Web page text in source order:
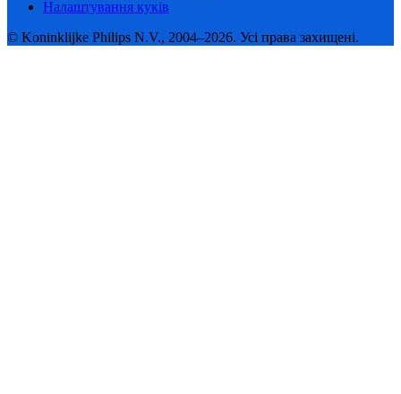
Налаштування куків
© Koninklijke Philips N.V., 2004–2026. Усі права захищені.